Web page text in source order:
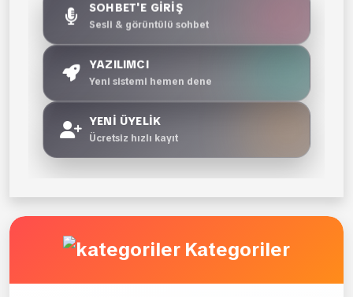
SOHBET'E GİRİŞ
Sesli & görüntülü sohbet
YAZILIMCI
Yeni sistemi hemen dene
YENİ ÜYELİK
Ücretsiz hızlı kayıt
Kategoriler